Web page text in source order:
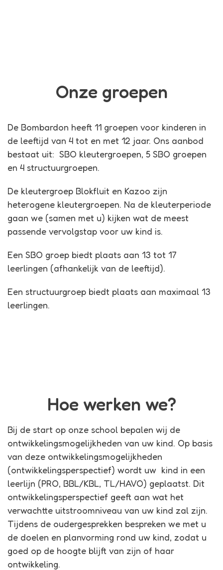
Onze groepen
De Bombardon heeft 11 groepen voor kinderen in
de leeftijd van 4 tot en met 12 jaar. Ons aanbod
bestaat uit: SBO kleutergroepen, 5 SBO groepen
en 4 structuurgroepen.
De kleutergroep Blokfluit en Kazoo zijn
heterogene kleutergroepen. Na de kleuterperiode
gaan we (samen met u) kijken wat de meest
passende vervolgstap voor uw kind is.
Een SBO groep biedt plaats aan 13 tot 17
leerlingen (afhankelijk van de leeftijd).
Een structuurgroep biedt plaats aan maximaal 13
leerlingen.
Hoe werken we?
Bij de start op onze school bepalen wij de
ontwikkelingsmogelijkheden van uw kind. Op basis
van deze ontwikkelingsmogelijkheden
(ontwikkelingsperspectief) wordt uw kind in een
leerlijn (PRO, BBL/KBL, TL/HAVO) geplaatst. Dit
ontwikkelingsperspectief geeft aan wat het
verwachtte uitstroomniveau van uw kind zal zijn.
Tijdens de oudergesprekken bespreken we met u
de doelen en planvorming rond uw kind, zodat u
goed op de hoogte blijft van zijn of haar
ontwikkeling.